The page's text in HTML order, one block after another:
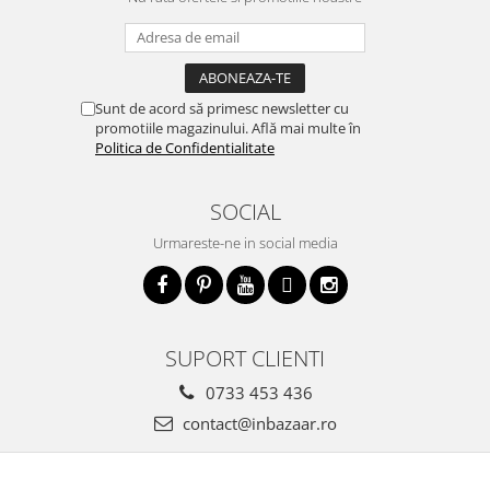
Sunt de acord să primesc newsletter cu
promotiile magazinului. Află mai multe în
Politica de Confidentialitate
SOCIAL
Urmareste-ne in social media
SUPORT CLIENTI
0733 453 436
contact@inbazaar.ro